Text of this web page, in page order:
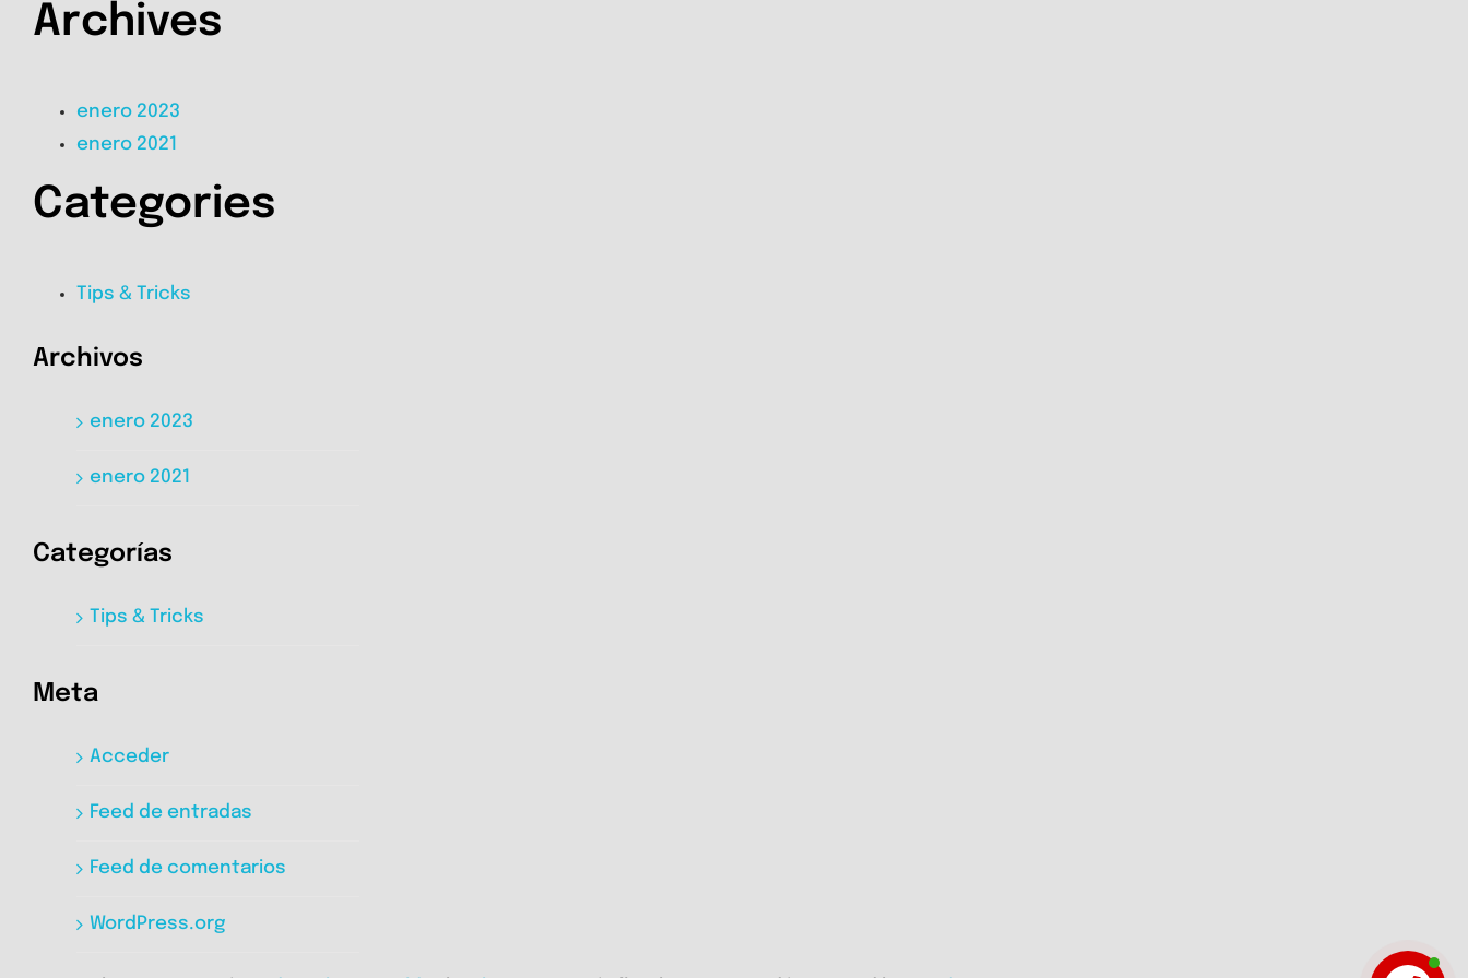
Archives
enero 2023
enero 2021
Categories
Tips & Tricks
Archivos
enero 2023
enero 2021
Categorías
Tips & Tricks
Meta
Acceder
Feed de entradas
Feed de comentarios
WordPress.org